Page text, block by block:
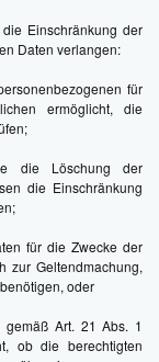
Einschränkung der
Daten verlangen:
für
ermöglicht, die
die Löschung der
die Einschränkung
für die Zwecke der
zur Geltendmachung,
oder
gemäß Art. 21 Abs. 1
ob die berechtigten